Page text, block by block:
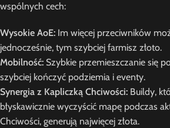
wspólnych cech:
Wysokie AoE: Im więcej przeciwników
jednocześnie, tym szybciej farmisz złoto.
Mobilność: Szybkie przemieszczanie się
szybciej kończyć podziemia i eventy.
Synergia z Kapliczką Chciwości: Buildy,
błyskawicznie wyczyścić mapę podczas
Chciwości, generują najwięcej złota.